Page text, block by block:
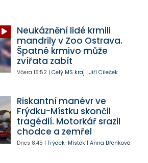
Neukáznění lidé krmili
mandrily v Zoo Ostrava.
Špatné krmivo může
zvířata zabít
Včera 16:52| Celý MS kraj | Jiří Cileček
Riskantní manévr ve
Frýdku-Místku skončil
tragédií. Motorkář srazil
chodce a zemřel
Dnes 8:45 | Frýdek-Místek| Anna Břenková